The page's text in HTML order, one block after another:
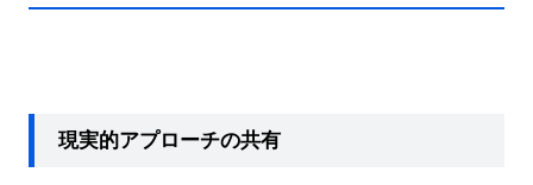
現実的アプローチの共有